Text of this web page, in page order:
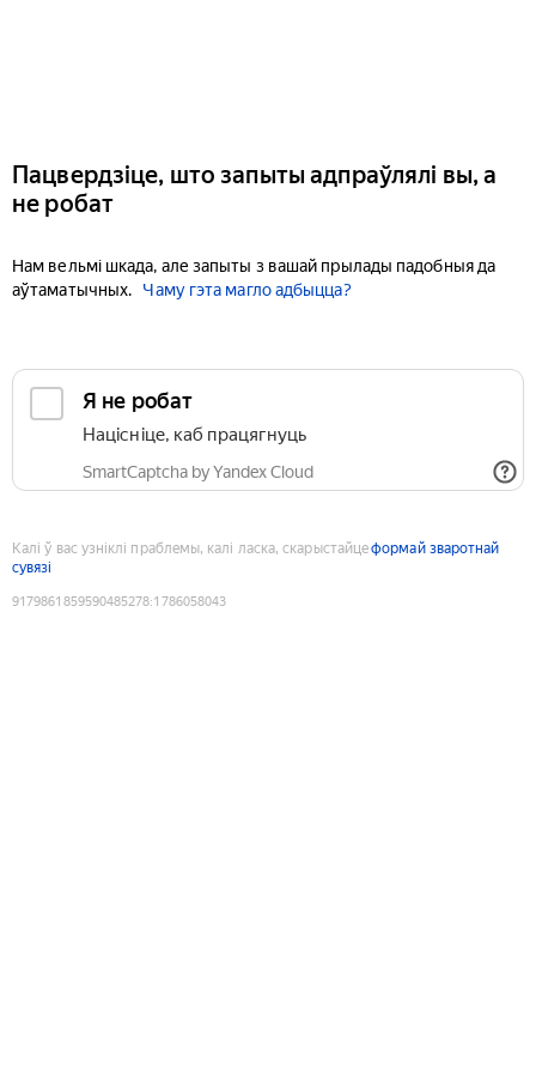
Пацвердзіце, што запыты адпраўлялі вы, а
не робат
Нам вельмі шкада, але запыты з вашай прылады падобныя да
аўтаматычных.
Чаму гэта магло адбыцца?
Я не робат
Націсніце, каб працягнуць
SmartCaptcha by Yandex Cloud
Калі ў вас узніклі праблемы, калі ласка, скарыстайцеформай зваротнай
сувязі
9179861859590485278:1786058043